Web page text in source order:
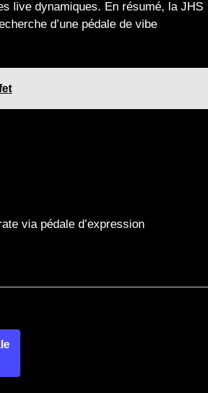
live dynamiques. En résumé, la JHS
d’une pédale de vibe
via pédale d’expression